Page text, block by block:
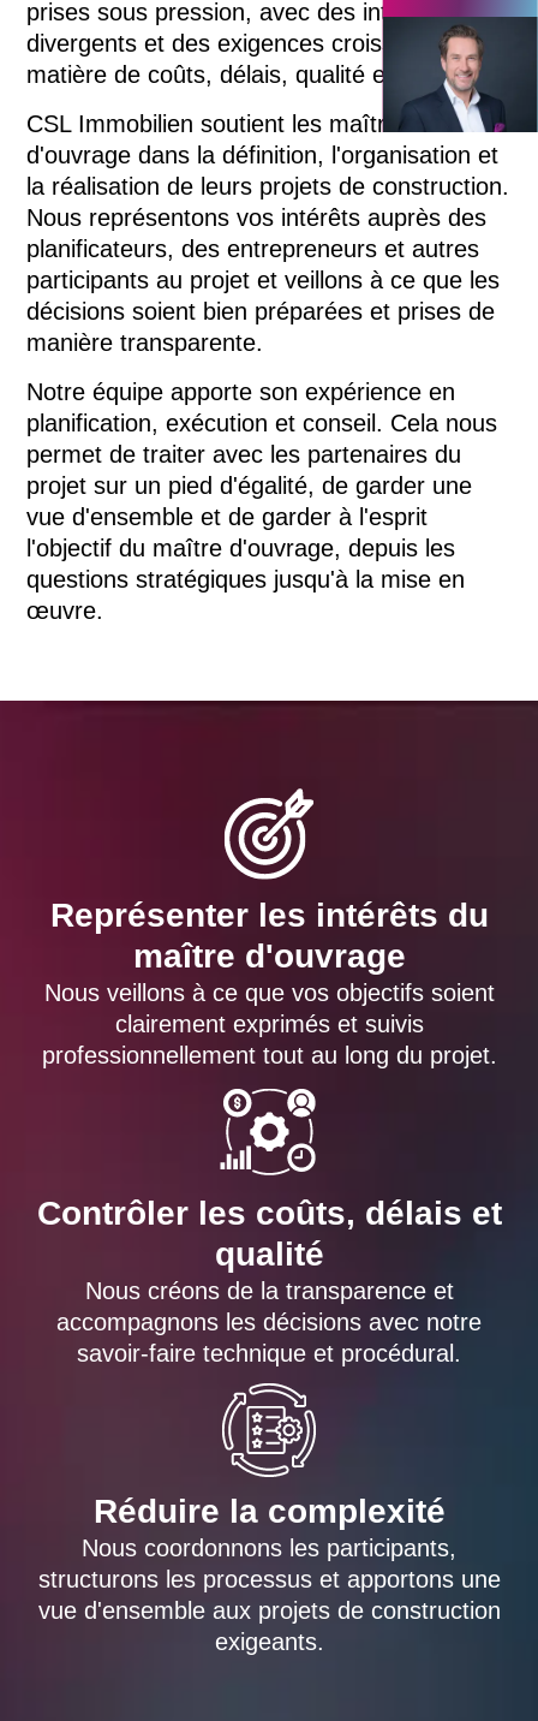
Thomas
CEO
+41 58 400
t.walter@csl-
Prendre
prises sous pression, avec des intérêts
divergents et des exigences croissantes en
matière de coûts, délais, qualité et durabilité.
CSL Immobilien soutient les maîtres
d'ouvrage dans la définition, l'organisation et
la réalisation de leurs projets de construction.
Nous représentons vos intérêts auprès des
planificateurs, des entrepreneurs et autres
participants au projet et veillons à ce que les
décisions soient bien préparées et prises de
manière transparente.
Notre équipe apporte son expérience en
planification, exécution et conseil. Cela nous
permet de traiter avec les partenaires du
projet sur un pied d'égalité, de garder une
vue d'ensemble et de garder à l'esprit
l'objectif du maître d'ouvrage, depuis les
questions stratégiques jusqu'à la mise en
œuvre.
Représenter les intérêts du
maître d'ouvrage
Nous veillons à ce que vos objectifs soient
clairement exprimés et suivis
professionnellement tout au long du projet.
Contrôler les coûts, délais et
qualité
Nous créons de la transparence et
accompagnons les décisions avec notre
savoir-faire technique et procédural.
Réduire la complexité
Nous coordonnons les participants,
structurons les processus et apportons une
vue d'ensemble aux projets de construction
exigeants.